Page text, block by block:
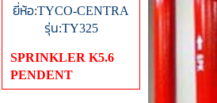
ยี่ห้อ:TYCO-CENTRA
รุ่น:TY325
SPRINKLER K5.6
PENDENT